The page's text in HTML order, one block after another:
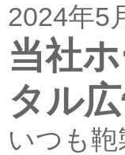
2024年5
当社
タル
いつも